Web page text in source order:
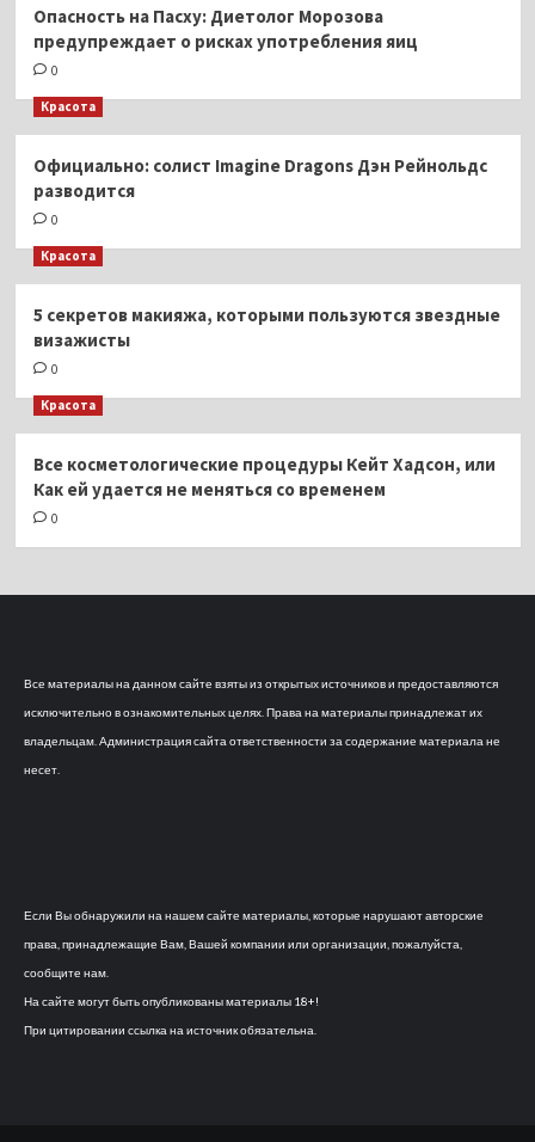
Опасность на Пасху: Диетолог Морозова
предупреждает о рисках употребления яиц
0
Красота
Официально: солист Imagine Dragons Дэн Рейнольдс
разводится
0
Красота
5 секретов макияжа, которыми пользуются звездные
визажисты
0
Красота
Все косметологические процедуры Кейт Хадсон, или
Как ей удается не меняться со временем
0
Все материалы на данном сайте взяты из открытых источников и предоставляются
исключительно в ознакомительных целях. Права на материалы принадлежат их
владельцам. Администрация сайта ответственности за содержание материала не
несет.
Если Вы обнаружили на нашем сайте материалы, которые нарушают авторские
права, принадлежащие Вам, Вашей компании или организации, пожалуйста,
сообщите нам.
На сайте могут быть опубликованы материалы 18+!
При цитировании ссылка на источник обязательна.